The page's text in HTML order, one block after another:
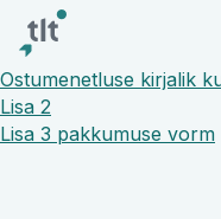
Liigu põhisisu juurde
Digiligipääsetavus
Tallinn
Ostumenetluse kirjalik
Lisa 2
Lisa 3 pakkumuse vorm